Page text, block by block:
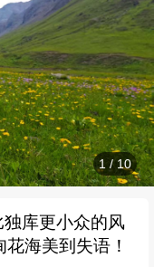
1 /10
独库更小众的风
海美到失语！